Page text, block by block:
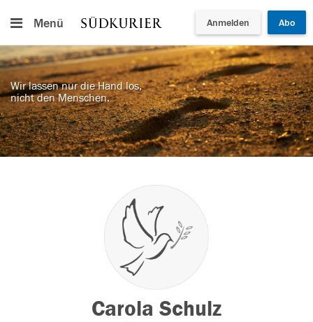
Menü Anmelden Abo
Wir lassen nur die Hand los,
nicht den Menschen.
Carola Schulz